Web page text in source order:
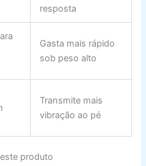
resposta
Gasta mais rápido
sob peso alto
Transmite mais
vibração ao pé
produto